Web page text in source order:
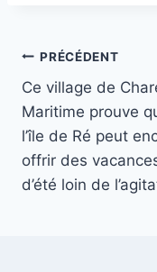
Navigation
de
l’article
PRÉCÉDENT
Ce village de
Maritime prouve
l’île de Ré peut
offrir des
d’été loin de